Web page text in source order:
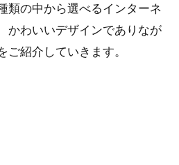
類の中から選べるインターネ
かわいいデザインでありなが
ご紹介していきます。